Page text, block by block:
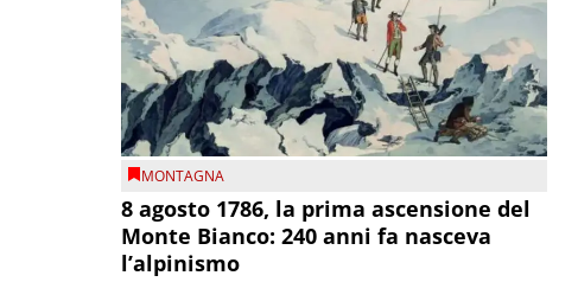
MONTAGNA
8 agosto 1786, la prima ascensione del
Monte Bianco: 240 anni fa nasceva
l’alpinismo